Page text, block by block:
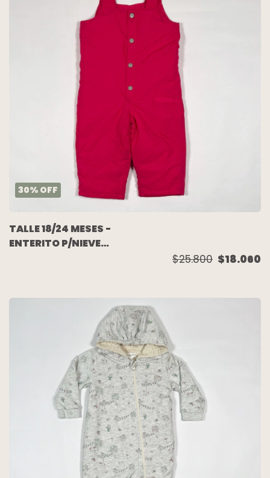
30% OFF
TALLE 18/24 MESES -
ENTERITO P/NIEVE
$25.800 $18.060